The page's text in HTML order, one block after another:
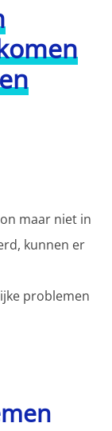
maar niet in
kunnen er
problemen